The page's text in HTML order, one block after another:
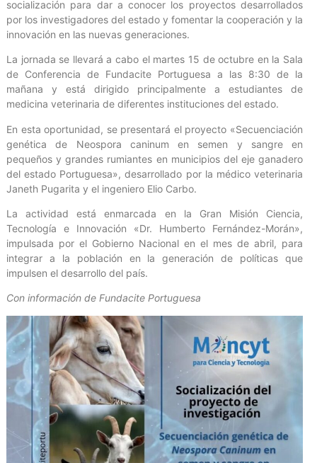
socialización para dar a conocer los proyectos desarrollados
por los investigadores del estado y fomentar la cooperación y la
innovación en las nuevas generaciones.
La jornada se llevará a cabo el martes 15 de octubre en la Sala
de Conferencia de Fundacite Portuguesa a las 8:30 de la
mañana y está dirigido principalmente a estudiantes de
medicina veterinaria de diferentes instituciones del estado.
En esta oportunidad, se presentará el proyecto «Secuenciación
genética de Neospora caninum en semen y sangre en
pequeños y grandes rumiantes en municipios del eje ganadero
del estado Portuguesa», desarrollado por la médico veterinaria
Janeth Pugarita y el ingeniero Elio Carbo.
La actividad está enmarcada en la Gran Misión Ciencia,
Tecnología e Innovación «Dr. Humberto Fernández-Morán»,
impulsada por el Gobierno Nacional en el mes de abril, para
integrar a la población en la generación de políticas que
impulsen el desarrollo del país.
Con información de Fundacite Portuguesa